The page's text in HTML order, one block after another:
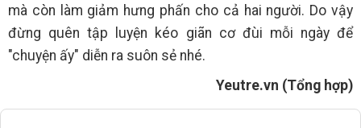
mà còn làm giảm hưng phấn cho cả hai người. Do vậy
đừng quên tập luyện kéo giãn cơ đùi mỗi ngày để
"chuyện ấy" diễn ra suôn sẻ nhé.
Yeutre.vn (Tổng hợp)